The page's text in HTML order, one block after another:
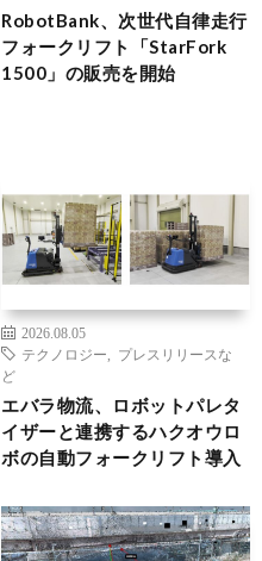
RobotBank、次世代自律走行
フォークリフト「StarFork
1500」の販売を開始
2026.08.05
テクノロジー
プレスリリースな
ど
エバラ物流、ロボットパレタ
イザーと連携するハクオウロ
ボの自動フォークリフト導入